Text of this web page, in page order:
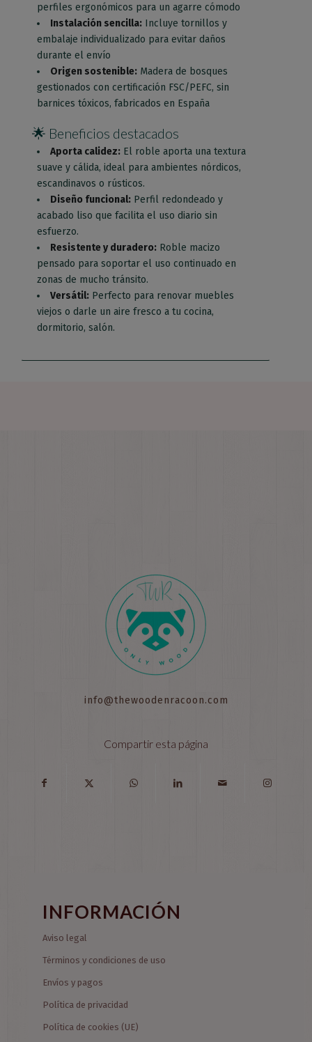
perfiles ergonómicos para un agarre cómodo
Instalación sencilla: Incluye tornillos y
embalaje individualizado para evitar daños
durante el envío
Origen sostenible: Madera de bosques
gestionados con certificación FSC/PEFC, sin
barnices tóxicos, fabricados en España
🌟 Beneficios destacados
Aporta calidez: El roble aporta una textura
suave y cálida, ideal para ambientes nórdicos,
escandinavos o rústicos.
Diseño funcional: Perfil redondeado y
acabado liso que facilita el uso diario sin
esfuerzo.
Resistente y duradero: Roble macizo
pensado para soportar el uso continuado en
zonas de mucho tránsito.
Versátil: Perfecto para renovar muebles
viejos o darle un aire fresco a tu cocina,
dormitorio, salón.
info@thewoodenracoon.com
Compartir esta página
INFORMACIÓN
Aviso legal
Términos y condiciones de uso
Envíos y pagos
Política de privacidad
Política de cookies (UE)